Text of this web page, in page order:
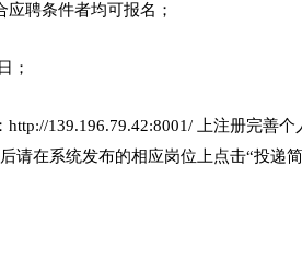
聘条件者均可报名；
；
139.196.79.42:8001/ 上注册完善
请在系统发布的相应岗位上点击“投递简